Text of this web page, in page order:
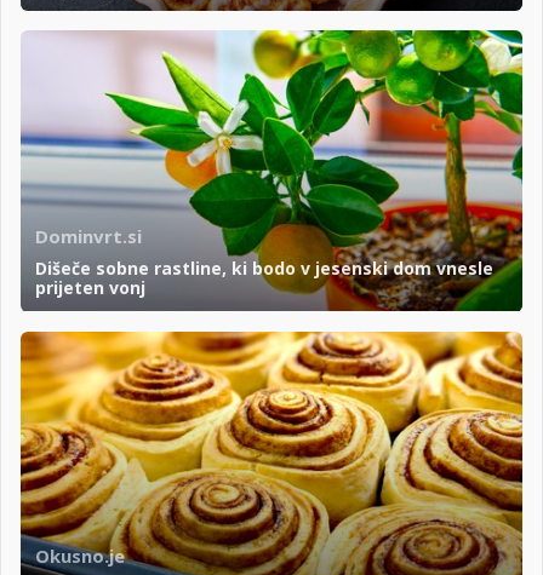
Dominvrt.si
Dišeče sobne rastline, ki bodo v jesenski dom vnesle
prijeten vonj
Okusno.je